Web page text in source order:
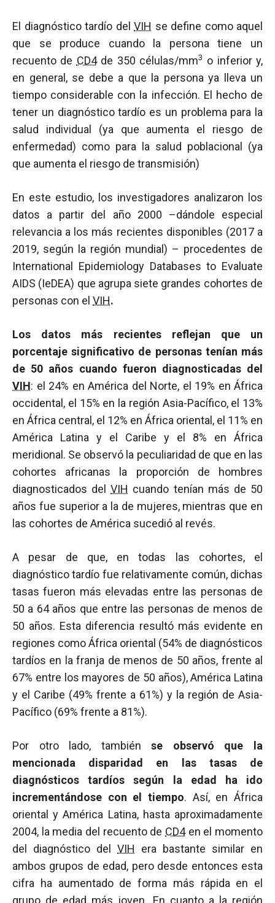
El diagnóstico tardío del VIH se define como aquel
que se produce cuando la persona tiene un
recuento de CD4de 350 células/mm3 o inferior y,
en general, se debe a que la persona ya lleva un
tiempo considerable con la infección. El hecho de
tener un diagnóstico tardío es un problema para la
salud individual (ya que aumenta el riesgo de
enfermedad) como para la salud poblacional (ya
que aumenta el riesgo de transmisión)
En este estudio, los investigadores analizaron los
datos a partir del año 2000 –dándole especial
relevancia a los más recientes disponibles (2017 a
2019, según la región mundial) – procedentes de
International Epidemiology Databases to Evaluate
AIDS (IeDEA) que agrupa siete grandes cohortes de
personas con el VIH.
Los datos más recientes reflejan que un
porcentaje significativo de personas tenían más
de 50 años cuando fueron diagnosticadas del
VIH: el 24% en América del Norte, el 19% en África
occidental, el 15% en la región Asia-Pacífico, el 13%
en África central, el 12% en África oriental, el 11% en
América Latina y el Caribe y el 8% en África
meridional. Se observó la peculiaridad de que en las
cohortes africanas la proporción de hombres
diagnosticados delVIH cuando tenían más de 50
años fue superior a la de mujeres, mientras que en
las cohortes de América sucedió al revés.
A pesar de que, en todas las cohortes, el
diagnóstico tardío fue relativamente común, dichas
tasas fueron más elevadas entre las personas de
50 a 64 años que entre las personas de menos de
50 años. Esta diferencia resultó más evidente en
regiones como África oriental (54% de diagnósticos
tardíos en la franja de menos de 50 años, frente al
67% entre los mayores de 50 años), América Latina
y el Caribe (49% frente a 61%) y la región de Asia-
Pacífico (69% frente a 81%).
Por otro lado, tambiénse observó que la
mencionada disparidad en las tasas de
diagnósticos tardíos según la edad ha ido
incrementándose con el tiempo. Así, en África
oriental y América Latina, hasta aproximadamente
2004, la media del recuento de CD4en el momento
del diagnóstico del VIH era bastante similar en
ambos grupos de edad, pero desde entonces esta
cifra ha aumentado de forma más rápida en el
grupo de edad más joven. En cuanto a la región